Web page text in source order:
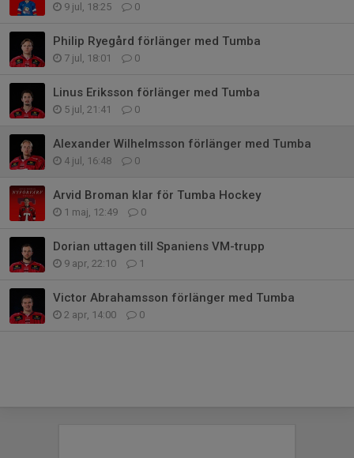
9 jul, 18:25 0
Philip Ryegård förlänger med Tumba
7 jul, 18:01 0
Linus Eriksson förlänger med Tumba
5 jul, 21:41 0
Alexander Wilhelmsson förlänger med Tumba
4 jul, 16:48 0
Arvid Broman klar för Tumba Hockey
1 maj, 12:49 0
Dorian uttagen till Spaniens VM-trupp
9 apr, 22:10 1
Victor Abrahamsson förlänger med Tumba
2 apr, 14:00 0